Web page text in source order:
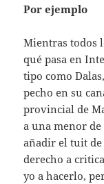
Por ejemplo
Mientras todos
qué pasa en
tipo como
pecho en su
provincial de
a una menor de
añadir el tuit de
derecho a
yo a hacerlo,